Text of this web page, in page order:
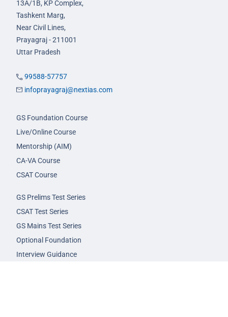
13A/1B, KP Complex,
Tashkent Marg,
Near Civil Lines,
Prayagraj - 211001
Uttar Pradesh
99588-57757
infoprayagraj@nextias.com
GS Foundation Course
Live/Online Course
Mentorship (AIM)
CA-VA Course
CSAT Course
GS Prelims Test Series
CSAT Test Series
GS Mains Test Series
Optional Foundation
Interview Guidance